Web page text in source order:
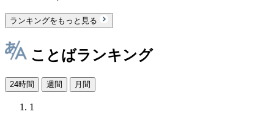
ランキングをもっと見る
ことばランキング
24時間 週間 月間
1